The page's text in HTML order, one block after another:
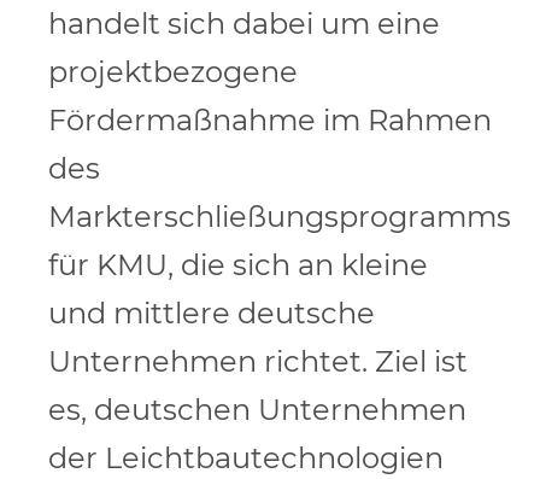
handelt sich dabei um eine
projektbezogene
Fördermaßnahme im Rahmen
des
Markterschließungsprogramms
für KMU, die sich an kleine
und mittlere deutsche
Unternehmen richtet. Ziel ist
es, deutschen Unternehmen
der Leichtbautechnologien